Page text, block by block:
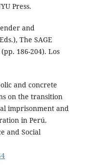
Press.
and
The SAGE
186-204). Los
and concrete
on the transition
imprisonment and
in Perú.
and Social